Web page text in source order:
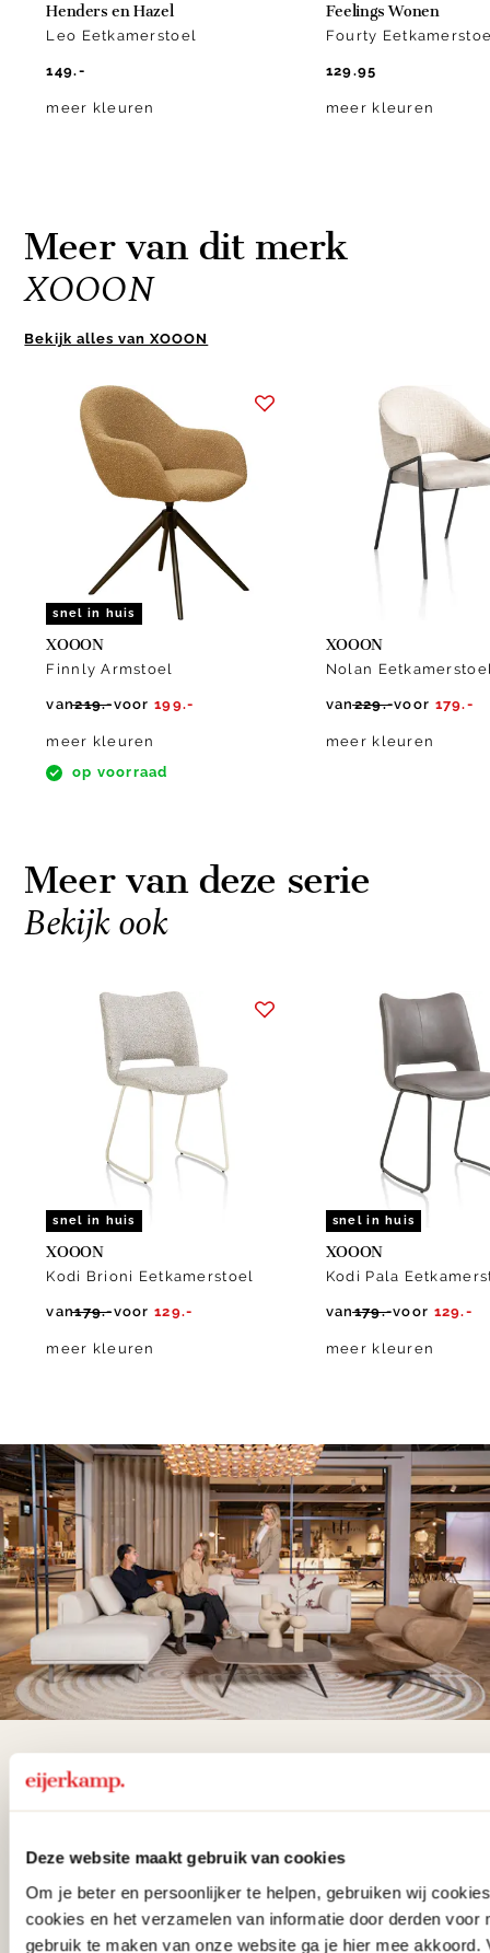
Deze website maakt gebruik van cookies
Om je beter en persoonlijker te helpen, gebruiken wij
cookies en het verzamelen van informatie door derden voor
gebruik te maken van onze website ga je hier mee akkoord.
Henders en Hazel
Leo Eetkamerstoel
149.-
meer kleuren
Feelings Wonen
Fourty
129.95
meer kleuren
Meer van dit merk
XOOON
Bekijk alles van XOOON
snel in huis
XOOON
Finnly Armstoel
van219.-voor 199.-
meer kleuren
op voorraad
XOOON
Nolan
van229.-voor 179.-
meer kleuren
Meer van deze serie
Bekijk ook
snel in huis
XOOON
Kodi Brioni Eetkamerstoel
van179.-voor 129.-
meer kleuren
snel in huis
XOOON
Kodi Pala
van179.-voor 129.-
meer kleuren
De woonwinkel
Wie kent het programma vtwonen
'Weer verliefd op je huis' niet? We
hebben met liefde de mooiste woon-,